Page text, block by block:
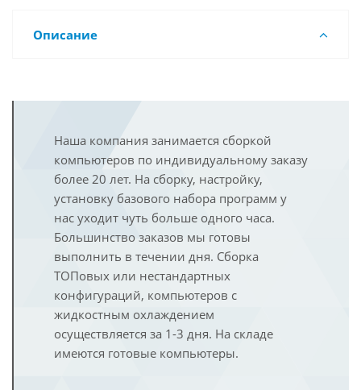
Описание
Наша компания занимается сборкой
компьютеров по индивидуальному заказу
более 20 лет. На сборку, настройку,
установку базового набора программ у
нас уходит чуть больше одного часа.
Большинство заказов мы готовы
выполнить в течении дня. Сборка
ТОПовых или нестандартных
конфигураций, компьютеров с
жидкостным охлаждением
осуществляется за 1-3 дня. На складе
имеются готовые компьютеры.